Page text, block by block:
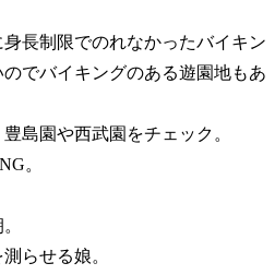
長制限でのれなかったバイキン
でバイキングのある遊園地もあ
島園や西武園をチェック。
。
らせる娘。